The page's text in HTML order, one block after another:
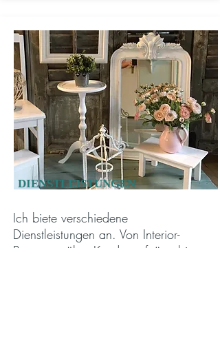
DIENSTLEISTUNGEN
Ich biete verschiedene
Dienstleistungen an. Von Interior-
Beratung, über Kundenaufträge bis